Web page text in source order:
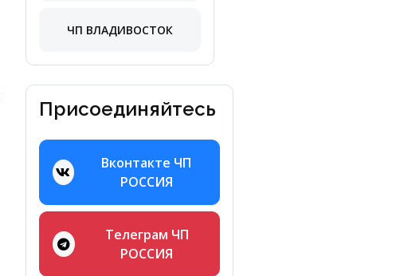
ЧП ВЛАДИВОСТОК
Присоединяйтесь
Вконтакте ЧП
РОССИЯ
Телеграм ЧП
РОССИЯ